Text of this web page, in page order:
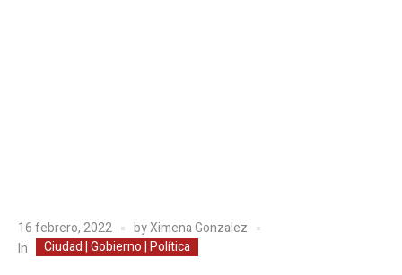
16 febrero, 2022 byXimena Gonzalez
In
Ciudad | Gobierno | Política